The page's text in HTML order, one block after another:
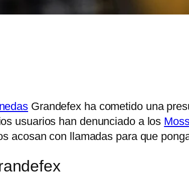
Grandefex ha cometido una
usuarios han denunciado a los
acosan con llamadas para que